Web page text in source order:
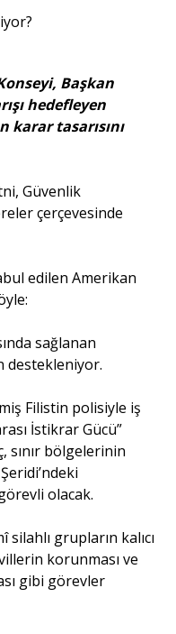
Başkan
hedefleyen
karar tasarısını
Güvenlik
çerçevesinde
edilen Amerikan
sağlanan
destekleniyor.
Filistin polisiyle iş
İstikrar Gücü”
sınır bölgelerinin
olacak.
grupların kalıcı
korunması ve
gibi görevler